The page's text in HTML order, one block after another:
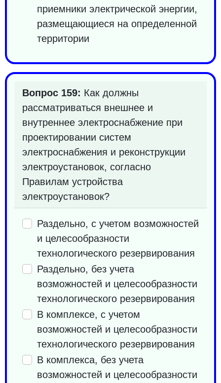
приемники электрической энергии,
размещающиеся на определенной
территории
Вопрос 159: Как должны
рассматриваться внешнее и
внутреннее электроснабжение при
проектировании систем
электроснабжения и реконструкции
электроустановок, согласно
Правилам устройства
электроустановок?
Раздельно, с учетом возможностей
и целесообразности
технологического резервирования
Раздельно, без учета
возможностей и целесообразности
технологического резервирования
В комплексе, с учетом
возможностей и целесообразности
технологического резервирования
В комплекса, без учета
возможностей и целесообразности